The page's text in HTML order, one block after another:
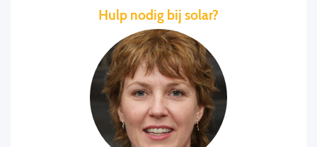
Hulp nodig bij solar?